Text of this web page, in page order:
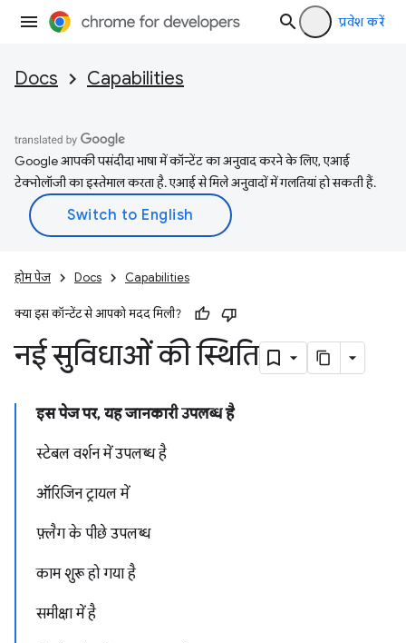
प्रवेश करें
Docs Capabilities
Google आपकी पसंदीदा भाषा में कॉन्टेंट का अनुवाद करने के लिए, एआई
टेक्नोलॉजी का इस्तेमाल करता है. एआई से मिले अनुवादों में गलतियां हो सकती हैं.
होम पेज Docs Capabilities
क्या इस कॉन्टेंट से आपको मदद मिली?
नई सुविधाओं की स्थिति
इस पेज पर, यह जानकारी उपलब्ध है
स्टेबल वर्शन में उपलब्ध है
ऑरिजिन ट्रायल में
फ़्लैग के पीछे उपलब्ध
काम शुरू हो गया है
समीक्षा में है